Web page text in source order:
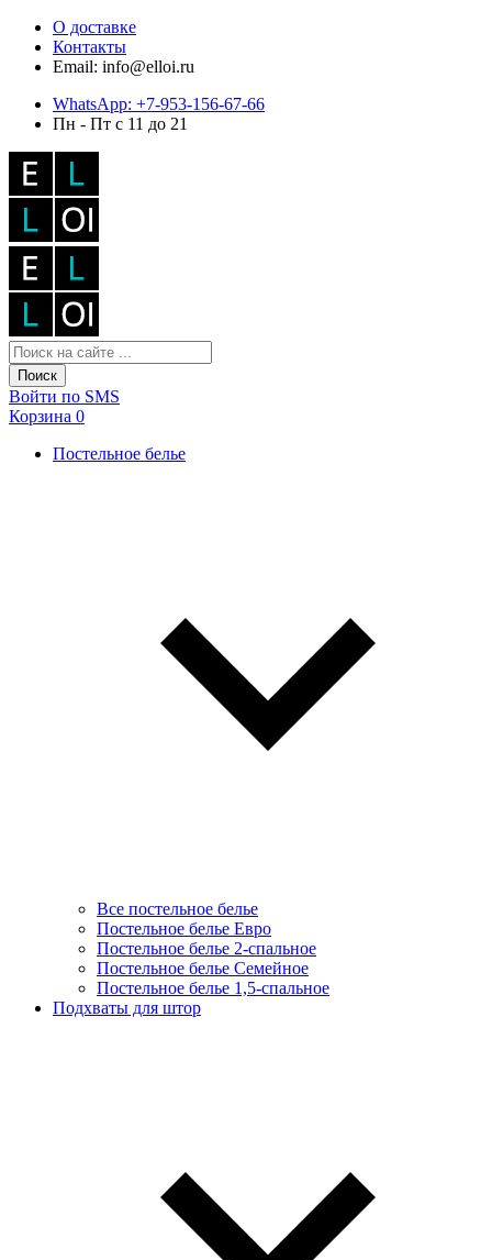
О доставке
Контакты
Email: info@elloi.ru
WhatsApp: +7-953-156-67-66
Пн - Пт с 11 до 21
Поиск
Войти по SMS
Корзина 0
Постельное белье
Все постельное белье
Постельное белье Евро
Постельное белье 2-спальное
Постельное белье Семейное
Постельное белье 1,5-спальное
Подхваты для штор